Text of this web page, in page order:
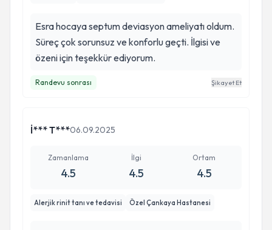
Esra hocaya septum deviasyon ameliyatı oldum.
Süreç çok sorunsuz ve konforlu geçti. İlgisi ve
özeni için teşekkür ediyorum.
Randevu sonrası Şikayet Et
İ*** T***06.09.2025
Zamanlama
4.5
İlgi
4.5
Ortam
4.5
Alerjik rinit tanı ve tedavisi Özel Çankaya Hastanesi